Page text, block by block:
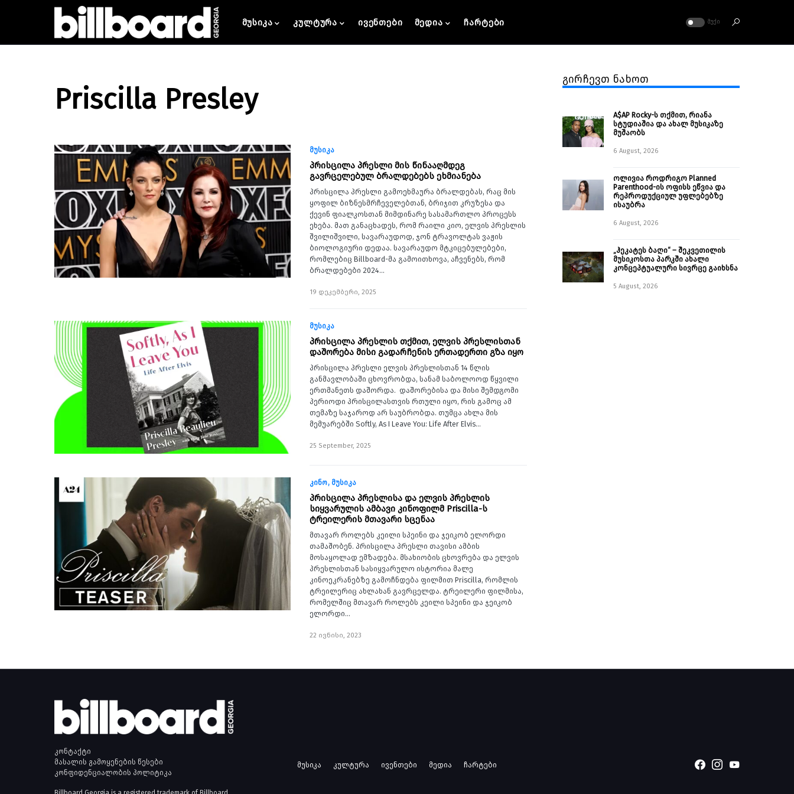
მუსიკა კულტურა ივენთები მედია ჩარტები ᲛᲣᲥᲘ
Priscilla Presley
მუსიკა
პრისცილა პრესლი მის წინააღმდეგ
გავრცელებულ ბრალდებებს ეხმიანება
პრისცილა პრესლი გამოეხმაურა ბრალდებას, რაც მის
ყოფილ ბიზნესმრჩეველებთან, ბრიჯით კრუზესა და
ქევინ ფიალკოსთან მიმდინარე სასამართლო პროცესს
ეხება. მათ განაცხადეს, რომ რაილი კიო, ელვის პრესლის
შვილიშვილი, სავარაუდოდ, ჯონ ტრავოლტას ვაჟის
ბიოლოგიური დედაა. სავარაუდო მტკიცებულებები,
რომლებიც Billboard-მა გამოითხოვა, აჩვენებს, რომ
ბრალდებები 2024…
19 დეკემბერი, 2025
მუსიკა
პრისცილა პრესლის თქმით, ელვის პრესლისთან
დაშორება მისი გადარჩენის ერთადერთი გზა იყო
პრისცილა პრესლი ელვის პრესლისთან 14 წლის
განმავლობაში ცხოვრობდა, სანამ საბოლოოდ წყვილი
ერთმანეთს დაშორდა. დაშორებისა და მისი შემდგომი
პერიოდი პრისცილასთვის რთული იყო, რის გამოც ამ
თემაზე საჯაროდ არ საუბრობდა. თუმცა ახლა მის
მემუარებში Softly, As I Leave You: Life After Elvis…
25 September, 2025
კინო მუსიკა
პრისცილა პრესლისა და ელვის პრესლის
სიყვარულის ამბავი კინოფილმ Priscilla-ს
ტრეილერის მთავარი სცენაა
მთავარ როლებს კეილი სპეინი და ჯეიკობ ელორდი
თამაშობენ. პრისცილა პრესლი თავისი ამბის
მოსაყოლად ემზადება. მსახიობის ცხოვრება და ელვის
პრესლისთან სასიყვარულო ისტორია მალე
კინოეკრანებზე გამოჩნდება ფილმით Priscilla, რომლის
ტრეილერიც ახლახან გავრცელდა. ტრეილერი ფილმისა,
რომელშიც მთავარ როლებს კეილი სპეინი და ჯეიკობ
ელორდი…
22 ივნისი, 2023
გირჩევთ ნახოთ
A$AP Rocky-ს თქმით, რიანა
სტუდიაშია და ახალ მუსიკაზე
მუშაობს
6 August, 2026
ოლივია როდრიგო Planned
Parenthood-ის ოფისს ეწვია და
რეპროდუქციულ უფლებებზე
ისაუბრა
6 August, 2026
„ჰეკატეს ბაღი“ – შეკვეთილის
მუსიკოსთა პარკში ახალი
კონცეპტუალური სივრცე გაიხსნა ￼
5 August, 2026
კონტაქტი
მასალის გამოყენების წესები
კონფიდენციალობის პოლიტიკა
მუსიკა კულტურა ივენთები მედია ჩარტები